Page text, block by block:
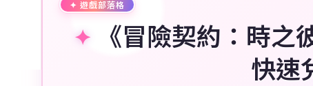
《冒險契約：時
快速